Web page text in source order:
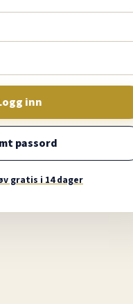
inn
passord
gratis i 14 dager